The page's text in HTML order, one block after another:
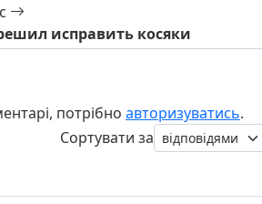
исправить косяки
потрібно авторизуватись.
Сортувати за